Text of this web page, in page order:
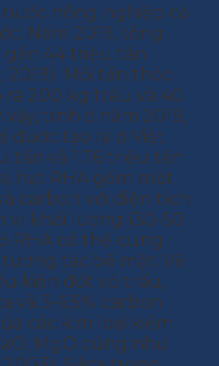
nông nghiệp có
Năm 2019, tổng
gần 44 triệu tấn
2019). Mỗi tấn thóc
200 kg trấu và 40
vậy, tính ở năm 2019,
được tạo ra ở Việt
tấn và 1.76 triệu tấn
hạt RHA gồm một
carbon với diện tích
vị khối lượng (30-50
RHA có thể cung
tác bề mặt. Về
kiện đốt vỏ trấu,
và 3-6,5% carbon
các kim loại kiềm
MgO cũng như